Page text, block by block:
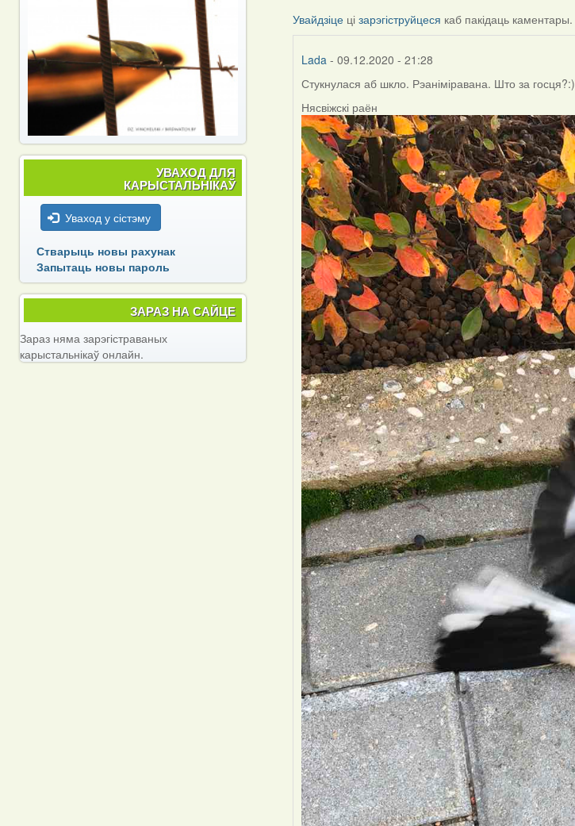
Увайдзіце цізарэгіструйцеся каб пакідаць каментары.
Lada - 09.12.2020 - 21:28
Стукнулася аб шкло. Рэаніміравана. Што за госця?:)
Нясвіжскі раён
УВАХОД ДЛЯ
КАРЫСТАЛЬНІКАЎ
Уваход у сістэму
Стварыць новы рахунак
Запытаць новы пароль
ЗАРАЗ НА САЙЦЕ
Зараз няма зарэгістраваных
карыстальнікаў онлайн.